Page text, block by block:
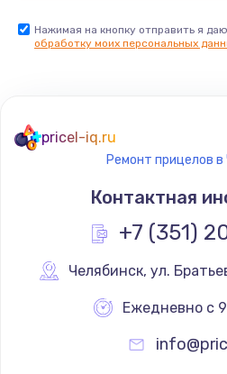
Нажимая на кнопку отправить я
обработку моих персональных
pricel-iq.ru
Ремонт прицелов в
Контактная
+7 (351)
Челябинск, ул.
Ежедневно с